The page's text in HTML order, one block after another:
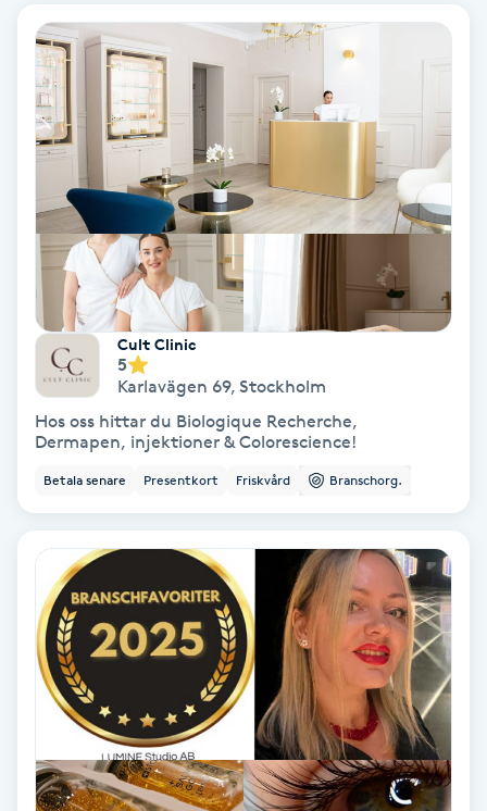
Fransar
Fransborttagning
Fransfärgning
Fransförlängning
Fransförlängning Megavolym
Fransförlängning Volym
Fransk manikyr
Fransrengöring
Friskvård
Friskvårdsmassage
Funktionsanalys
Cult Clinic
5
Karlavägen 69, Stockholm
Hos oss hittar du Biologique Recherche,
Dermapen, injektioner & Colorescience!
Betala senare Presentkort Friskvård Branschorg.